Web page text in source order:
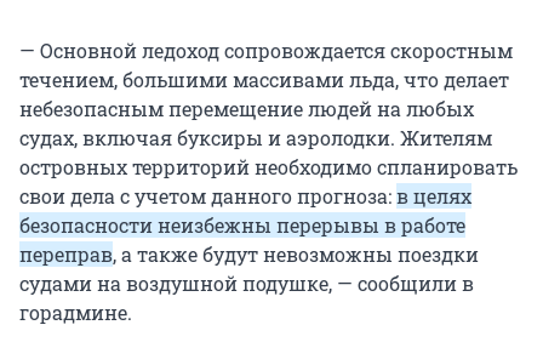
— Основной ледоход сопровождается скоростным
течением, большими массивами льда, что делает
небезопасным перемещение людей на любых
судах, включая буксиры и аэролодки. Жителям
островных территорий необходимо спланировать
свои дела с учетом данного прогноза:в целях
безопасности неизбежны перерывы в работе
переправ, а также будут невозможны поездки
судами на воздушной подушке, — сообщили в
горадмине.